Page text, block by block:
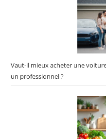
Vaut-il mieux acheter une
un professionnel ?